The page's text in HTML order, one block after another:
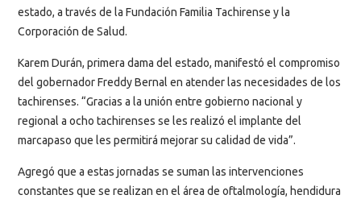
estado, a través de la Fundación Familia Tachirense y la
Corporación de Salud.
Karem Durán, primera dama del estado, manifestó el compromiso
del gobernador Freddy Bernal en atender las necesidades de los
tachirenses. “Gracias a la unión entre gobierno nacional y
regional a ocho tachirenses se les realizó el implante del
marcapaso que les permitirá mejorar su calidad de vida”.
Agregó que a estas jornadas se suman las intervenciones
constantes que se realizan en el área de oftalmología, hendidura